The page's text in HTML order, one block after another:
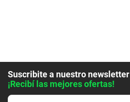
Suscribite a nuestro newsletter
¡Recibí las mejores ofertas!